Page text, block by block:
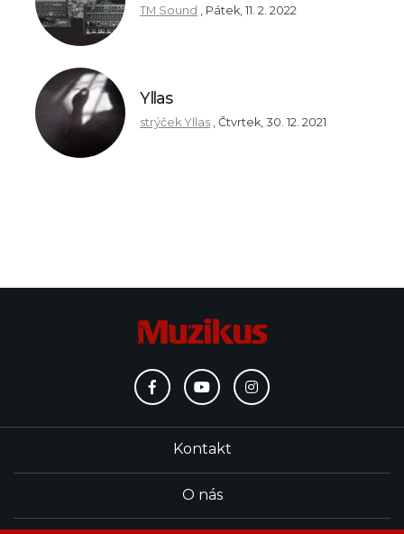
TM Sound , Pátek, 11. 2. 2022
Yllas
strýček Yllas , Čtvrtek, 30. 12. 2021
Kontakt
O nás